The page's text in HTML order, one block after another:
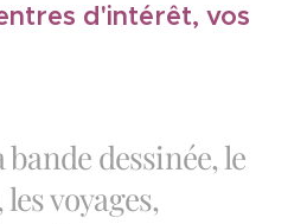
d'intérêt, vos
bande dessinée, le
voyages,